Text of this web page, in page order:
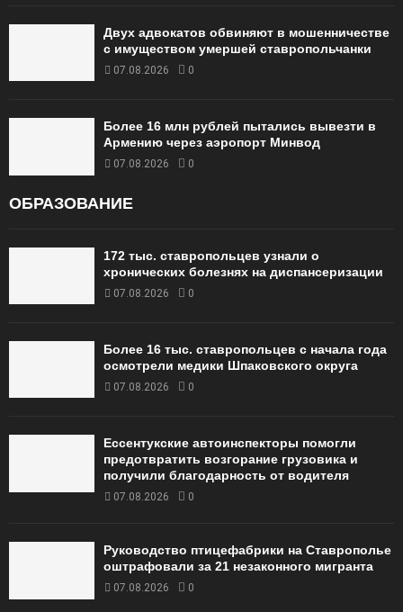
Двух адвокатов обвиняют в мошенничестве
с имуществом умершей ставропольчанки
07.08.2026 0
Более 16 млн рублей пытались вывезти в
Армению через аэропорт Минвод
07.08.2026 0
ОБРАЗОВАНИЕ
172 тыс. ставропольцев узнали о
хронических болезнях на диспансеризации
07.08.2026 0
Более 16 тыс. ставропольцев с начала года
осмотрели медики Шпаковского округа
07.08.2026 0
Ессентукские автоинспекторы помогли
предотвратить возгорание грузовика и
получили благодарность от водителя
07.08.2026 0
Руководство птицефабрики на Ставрополье
оштрафовали за 21 незаконного мигранта
07.08.2026 0